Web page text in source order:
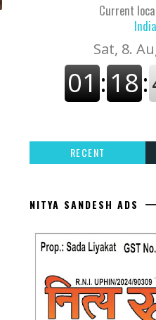
Current
India
RECENT
NITYA SANDESH ADS